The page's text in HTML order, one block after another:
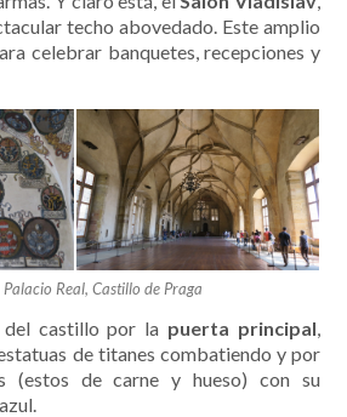
techo abovedado. Este amplio
celebrar banquetes, recepciones y
Real, Castillo de Praga
del castillo por la puerta principal,
de titanes combatiendo y por
(estos de carne y hueso) con su